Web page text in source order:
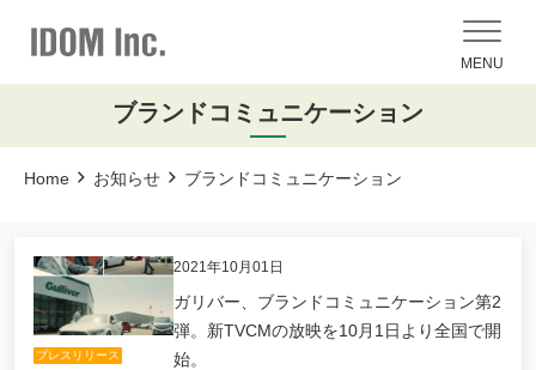
MENU
ブランドコミュニケーション
Home お知らせ ブランドコミュニケーション
2021年10月01日
プレスリリース
ガリバー、ブランドコミュニケーション第2
弾。新TVCMの放映を10月1日より全国で開
始。